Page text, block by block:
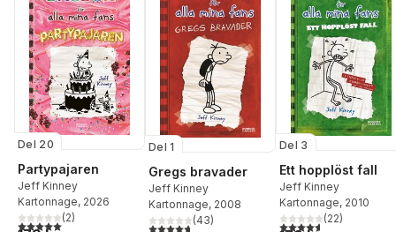
Del 20
Partypajaren
Jeff Kinney
Kartonnage, 2026
5,0utav 5 stjärnor. Totalt antal röster:
(2)
Del 1
Gregs bravader
Jeff Kinney
Kartonnage, 2008
4,7utav 5 stjärnor. Totalt antal röster:
(43)
Del 3
Ett hopplöst fall
Jeff Kinney
Kartonnage, 2010
4,6utav 5 stjärnor.
(22)